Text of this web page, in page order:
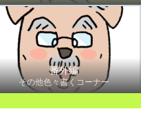
番外編
その他色々書くコーナー